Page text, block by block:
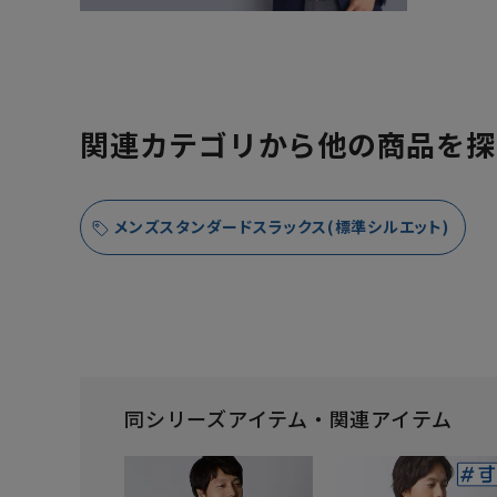
関連カテゴリから他の商品を
メンズスタンダードスラックス(標準シルエット)
同シリーズアイテム・関連アイテム